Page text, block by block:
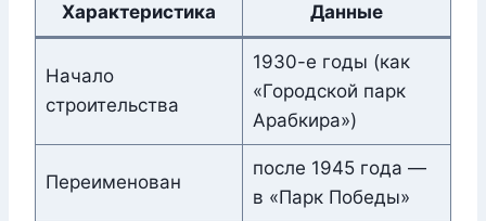
Характеристика Данные
Начало
строительства
1930-е годы (как
«Городской парк
Арабкира»)
Переименован
после 1945 года —
в «Парк Победы»